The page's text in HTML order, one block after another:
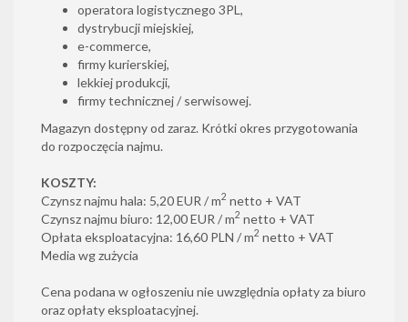
operatora logistycznego 3PL,
dystrybucji miejskiej,
e-commerce,
firmy kurierskiej,
lekkiej produkcji,
firmy technicznej / serwisowej.
Magazyn dostępny od zaraz. Krótki okres przygotowania
do rozpoczęcia najmu.
KOSZTY:
Czynsz najmu hala: 5,20 EUR / m2 netto + VAT
Czynsz najmu biuro: 12,00 EUR / m2 netto + VAT
Opłata eksploatacyjna: 16,60 PLN / m2 netto + VAT
Media wg zużycia
Cena podana w ogłoszeniu nie uwzględnia opłaty za biuro
oraz opłaty eksploatacyjnej.